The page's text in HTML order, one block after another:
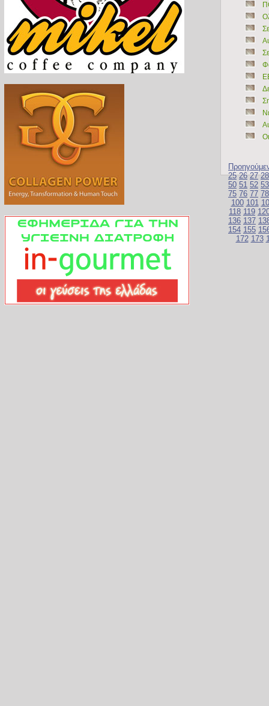
25 26 27 28
50 51 52 53
75 76 77 78
100 101
118 119
136 137
154 155
172 173